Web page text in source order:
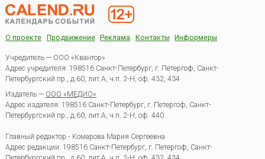
О проекте Продвижение Реклама Контакты Информеры
Учредитель — ООО «Квантор»
Адрес учредителя: 198516 Санкт-Петербург, г. Петергоф, Санкт-
Петербургский пр., д.60, лит.А, ч.п. 2-Н, оф. 432, 434
Издатель — ООО «МЕДИО»
Адрес издателя: 198516 Санкт-Петербург, г. Петергоф, Санкт-
Петербургский пр., д.60, лит.А, ч.п. 2-Н, оф. 440
Главный редактор - Комарова Мария Сергеевна
Адрес редакции: 198516 Санкт-Петербург, г. Петергоф Санкт-